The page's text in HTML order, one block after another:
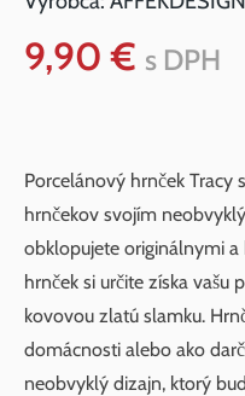
9,90 € s DPH
Porcelánový hrnček Tracy
hrnčekov svojím
obklopujete originálnymi
hrnček si určite získa
kovovou zlatú slamku.
domácnosti alebo ako
neobvyklý dizajn, ktorý